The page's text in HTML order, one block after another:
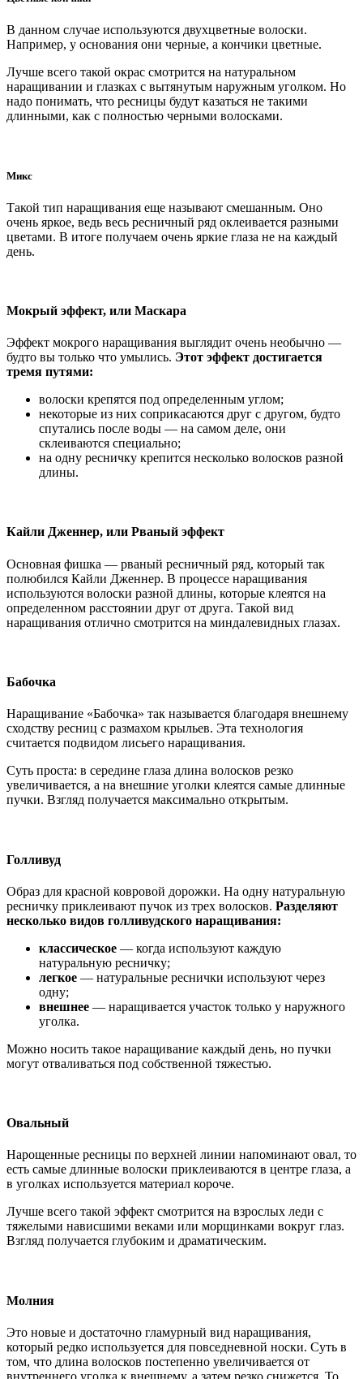
В данном случае используются двухцветные волоски.
Например, у основания они черные, а кончики цветные.
Лучше всего такой окрас смотрится на натуральном
наращивании и глазках с вытянутым наружным уголком. Но
надо понимать, что ресницы будут казаться не такими
длинными, как с полностью черными волосками.
Микс
Такой тип наращивания еще называют смешанным. Оно
очень яркое, ведь весь ресничный ряд оклеивается разными
цветами. В итоге получаем очень яркие глаза не на каждый
день.
Мокрый эффект, или Маскара
Эффект мокрого наращивания выглядит очень необычно —
будто вы только что умылись. Этот эффект достигается
тремя путями:
волоски крепятся под определенным углом;
некоторые из них соприкасаются друг с другом, будто
спутались после воды — на самом деле, они
склеиваются специально;
на одну ресничку крепится несколько волосков разной
длины.
Кайли Дженнер, или Рваный эффект
Основная фишка — рваный ресничный ряд, который так
полюбился Кайли Дженнер. В процессе наращивания
используются волоски разной длины, которые клеятся на
определенном расстоянии друг от друга. Такой вид
наращивания отлично смотрится на миндалевидных глазах.
Бабочка
Наращивание «Бабочка» так называется благодаря внешнему
сходству ресниц с размахом крыльев. Эта технология
считается подвидом лисьего наращивания.
Суть проста: в середине глаза длина волосков резко
увеличивается, а на внешние уголки клеятся самые длинные
пучки. Взгляд получается максимально открытым.
Голливуд
Образ для красной ковровой дорожки. На одну натуральную
ресничку приклеивают пучок из трех волосков. Разделяют
несколько видов голливудского наращивания:
классическое — когда используют каждую
натуральную ресничку;
легкое — натуральные реснички используют через
одну;
внешнее — наращивается участок только у наружного
уголка.
Можно носить такое наращивание каждый день, но пучки
могут отваливаться под собственной тяжестью.
Овальный
Нарощенные ресницы по верхней линии напоминают овал, то
есть самые длинные волоски приклеиваются в центре глаза, а
в уголках используется материал короче.
Лучше всего такой эффект смотрится на взрослых леди с
тяжелыми нависшими веками или морщинками вокруг глаз.
Взгляд получается глубоким и драматическим.
Молния
Это новые и достаточно гламурный вид наращивания,
который редко используется для повседневной носки. Суть в
том, что длина волосков постепенно увеличивается от
внутреннего уголка к внешнему, а затем резко снижется. То